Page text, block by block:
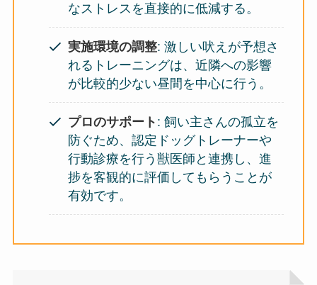
なストレスを直接的に低減する。
実施環境の調整: 激しい吠えが予想さ
れるトレーニングは、近隣への影響
が比較的少ない昼間を中心に行う。
プロのサポート : 飼い主さんの孤立を
防ぐため、認定ドッグトレーナーや
行動診療を行う獣医師と連携し、進
捗を客観的に評価してもらうことが
有効です。